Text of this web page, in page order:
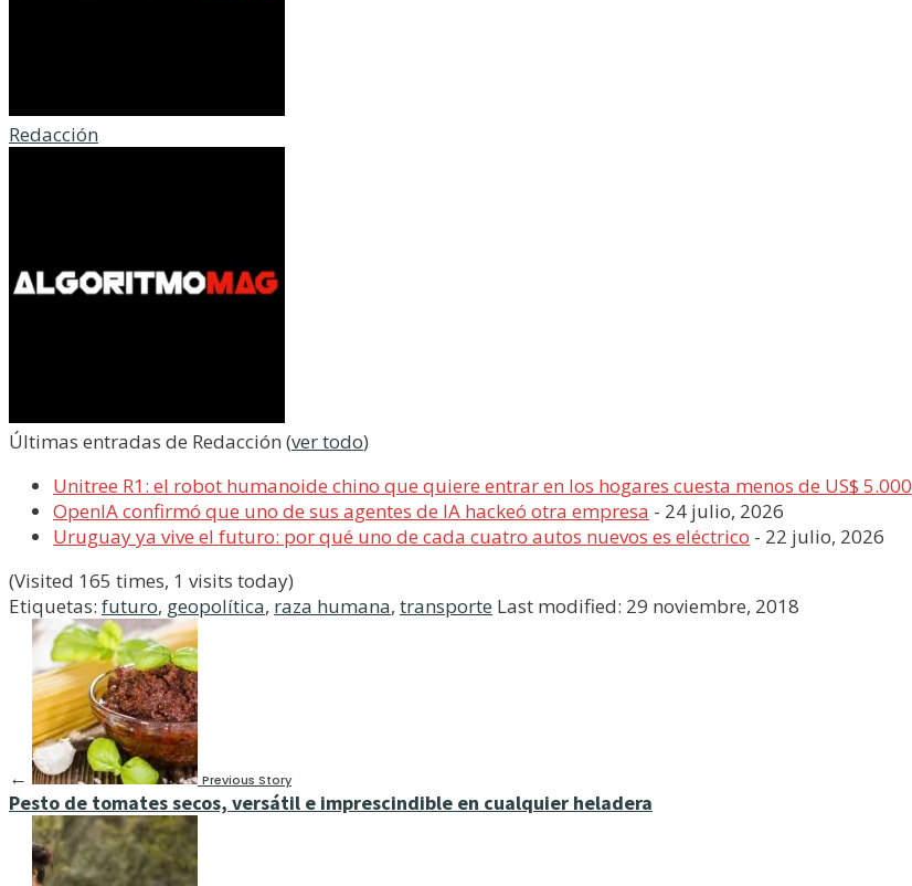
Redacción
Últimas entradas de Redacción (ver todo)
Unitree R1: el robot humanoide chino que quiere entrar en los hogares cuesta menos de US$ 5.000
OpenIA confirmó que uno de sus agentes de IA hackeó otra empresa - 24 julio, 2026
Uruguay ya vive el futuro: por qué uno de cada cuatro autos nuevos es eléctrico - 22 julio, 2026
(Visited 165 times, 1 visits today)
Etiquetas: futuro, geopolítica, raza humana, transporte Last modified: 29 noviembre, 2018
← Previous Story
Pesto de tomates secos, versátil e imprescindible en cualquier heladera